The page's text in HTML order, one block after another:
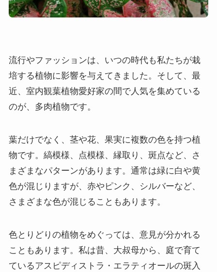
流行やファッションは、いつの時代も私たちが栽
培する植物に影響を与えてきました。そして、最
近、室内観葉植物愛好家の間で人気を集めている
のが、多肉植物です。
葉だけでなく、茎や花、果実に複数の色を持つ植
物です。縞模様、点模様、縁取り、斑点など、さ
まざまなパターンがあります。通常は緑に白や黄
色が混じりますが、赤やピンク、シルバーなど、
さまざまな色が混じることもあります。
色とりどりの植物をめぐっては、意見が分かれる
こともあります。私は昔、大叔母から、庭で育て
ているアスピディストラ・エラティオールの斑入